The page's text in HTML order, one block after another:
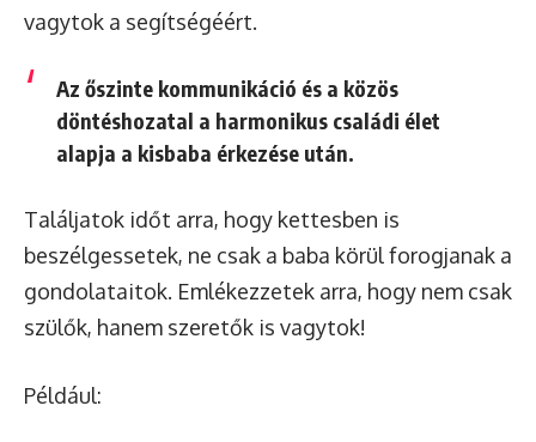
vagytok a segítségéért.
Az őszinte kommunikáció és a közös
döntéshozatal a harmonikus családi élet
alapja a kisbaba érkezése után.
Találjatok időt arra, hogy kettesben is
beszélgessetek, ne csak a baba körül forogjanak a
gondolataitok. Emlékezzetek arra, hogy nem csak
szülők, hanem szeretők is vagytok!
Például: